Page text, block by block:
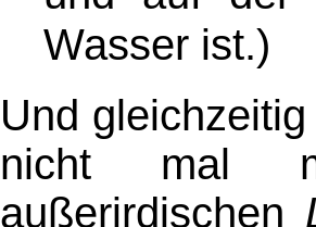
Wasser ist.)
Und
nicht mal
außerirdischen